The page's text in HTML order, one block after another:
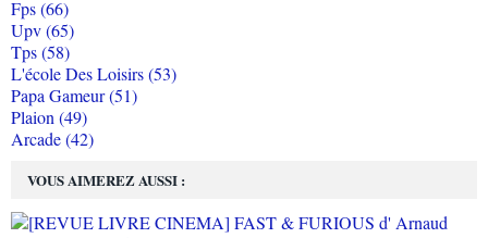
VOUS AIMEREZ AUSSI :
Fps (66)
Upv (65)
Tps (58)
L'école Des Loisirs (53)
Papa Gameur (51)
Plaion (49)
Arcade (42)